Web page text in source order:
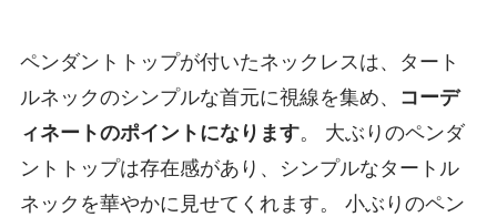
ペンダントトップが付いたネックレスは、タート
ルネックのシンプルな首元に視線を集め、
コーデ
ィネートのポイントになります。 大ぶりのペンダ
ントトップは存在感があり、シンプルなタートル
ネックを華やかに見せてくれます。 小ぶりのペン